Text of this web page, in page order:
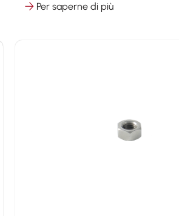
Per saperne di più